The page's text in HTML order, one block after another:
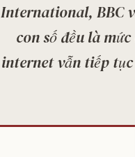
International, BBC
con số đều là
internet vẫn tiếp